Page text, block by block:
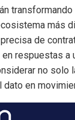
más
de
respuestas a
no solo
en